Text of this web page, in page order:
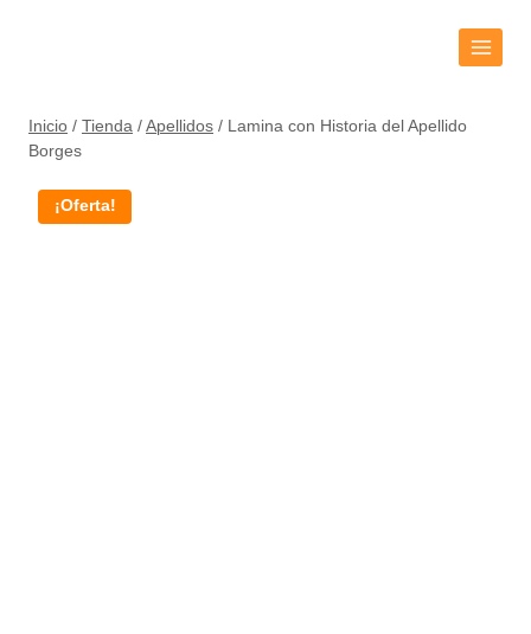
Inicio / Tienda / Apellidos / Lamina con Historia del Apellido
Borges
¡Oferta!